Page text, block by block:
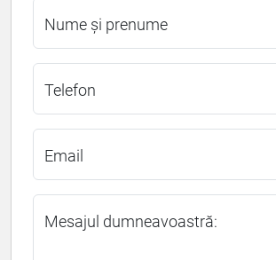
Nume și prenume
Telefon
Email
Mesajul dumneavoastră: